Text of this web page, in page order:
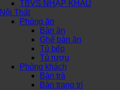
TBVS NHẬP KHẨU
Nội Thất
Phòng ăn
Bàn ăn
Ghế bàn ăn
Tủ bếp
Tủ rượu
Phòng khách
Bàn trà
Bàn trang trí